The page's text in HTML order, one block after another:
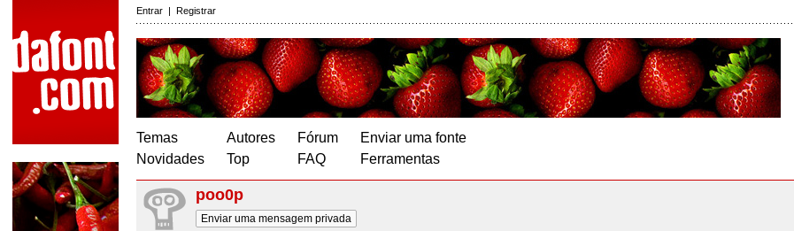
Entrar | Registrar
Temas
Novidades
Autores
Top
Fórum
FAQ
Enviar uma fonte
Ferramentas
poo0p
Enviar uma mensagem privada